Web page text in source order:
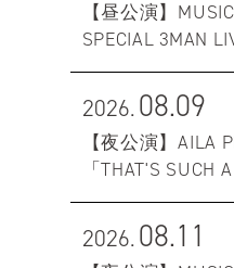
【昼公演】
SPECIAL 3MAN
2026.08.09
【夜公演】AILA
「THAT'S SUCH
2026.08.11